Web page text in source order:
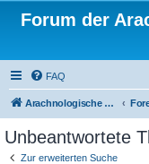
Forum der
FAQ
Arachnologische Gesellschaft e. V.
Unbeantwortete
Zur erweiterten Suche